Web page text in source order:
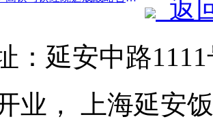
返
：延安中路
业， 上海延